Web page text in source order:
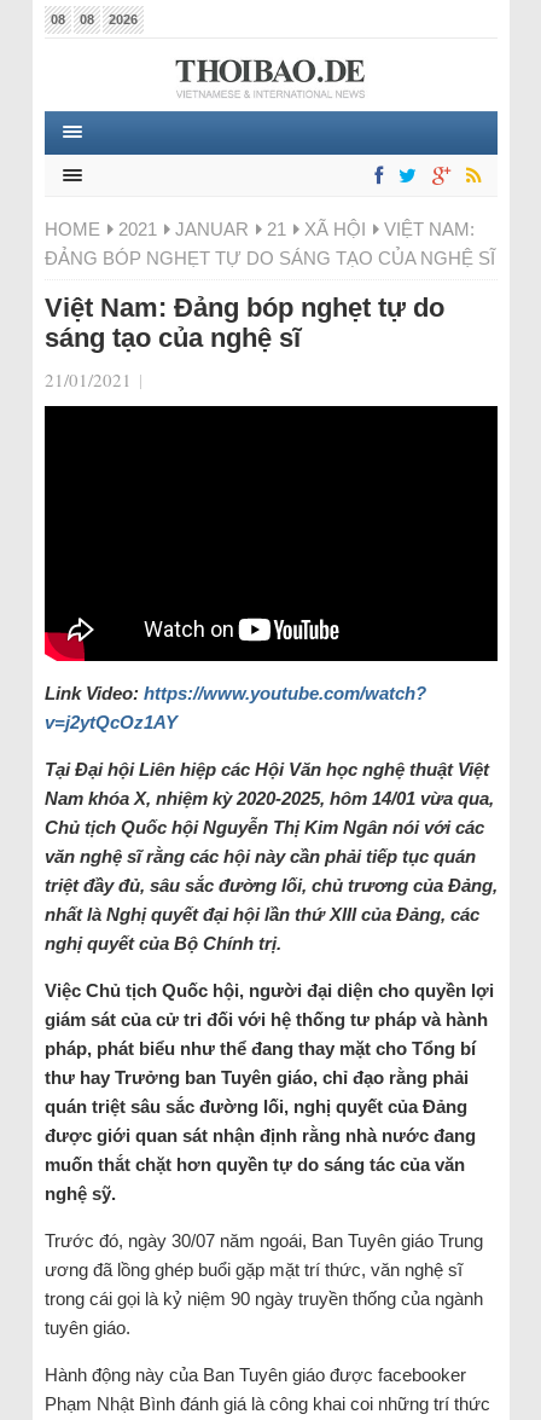
08 08 2026
HOME 2021 JANUAR 21 XÃ HỘI
VIỆT NAM:
ĐẢNG BÓP NGHẸT TỰ DO SÁNG TẠO CỦA NGHỆ SĨ
Việt Nam: Đảng bóp nghẹt tự do
sáng tạo của nghệ sĩ
21/01/2021 |
Link Video: https://www.youtube.com/watch?
v=j2ytQcOz1AY
Tại Đại hội Liên hiệp các Hội Văn học nghệ thuật Việt
Nam khóa X, nhiệm kỳ 2020-2025, hôm 14/01 vừa qua,
Chủ tịch Quốc hội Nguyễn Thị Kim Ngân nói với các
văn nghệ sĩ rằng các hội này cần phải tiếp tục quán
triệt đầy đủ, sâu sắc đường lối, chủ trương của Đảng,
nhất là Nghị quyết đại hội lần thứ XIII của Đảng, các
nghị quyết của Bộ Chính trị.
Việc Chủ tịch Quốc hội, người đại diện cho quyền lợi
giám sát của cử tri đối với hệ thống tư pháp và hành
pháp, phát biểu như thể đang thay mặt cho Tổng bí
thư hay Trưởng ban Tuyên giáo, chỉ đạo rằng phải
quán triệt sâu sắc đường lối, nghị quyết của Đảng
được giới quan sát nhận định rằng nhà nước đang
muốn thắt chặt hơn quyền tự do sáng tác của văn
nghệ sỹ.
Trước đó, ngày 30/07 năm ngoái, Ban Tuyên giáo Trung
ương đã lồng ghép buổi gặp mặt trí thức, văn nghệ sĩ
trong cái gọi là kỷ niệm 90 ngày truyền thống của ngành
tuyên giáo.
Hành động này của Ban Tuyên giáo được facebooker
Phạm Nhật Bình đánh giá là công khai coi những trí thức